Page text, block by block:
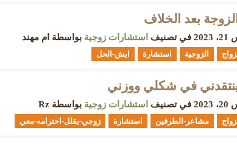
بعد الخلاف
في تصنيف استشارات زوجية بواسطة ام مهند
الزوجية استشارة ايش-الحل
في شكلي ووزني
في تصنيف استشارات زوجية بواسطة Rz
مشاعر-الطرفين استشارة زوجي-يقلل-احترامه-معي